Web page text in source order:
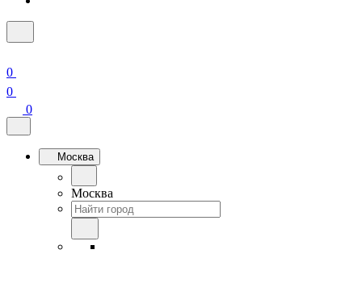
0
0
0
Москва
Москва